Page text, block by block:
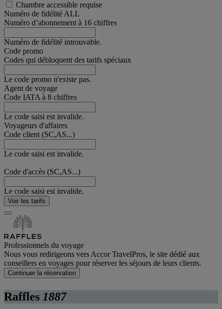
Chambre accessible requise
Numéro de fidélité ALL
Numéro d’abonnement à 16 chiffres
Numéro de fidélité introuvable.
Code promo
Codes qui débloquent des tarifs spéciaux
Le code promo n'existe pas.
Agent de voyage
Code IATA à 8 chiffres
Le code saisi est invalide.
Voyageurs d'affaires
Code client (SC,AS...)
Le code saisi est invalide.
Code d'accès (SC,AS...)
Le code saisi est invalide.
Voir les tarifs
Professionnels du voyage
Nous vous redirigeons vers Accor TravelPros, le site dédié aux
conseillers en voyages pour réserver les séjours de leurs clients.
Continuer la réservation
Raffles 1887